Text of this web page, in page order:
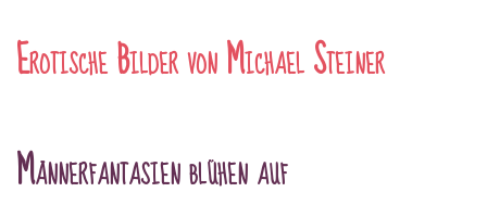
Erotische Bilder von Michael Steiner
Männerfantasien blühen auf